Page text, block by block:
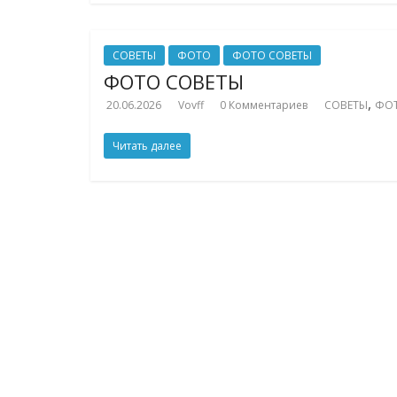
СОВЕТЫ ФОТО ФОТО СОВЕТЫ
ФОТО СОВЕТЫ
20.06.2026 Vovff 0 Комментариев СОВЕТЫ,
Читать далее